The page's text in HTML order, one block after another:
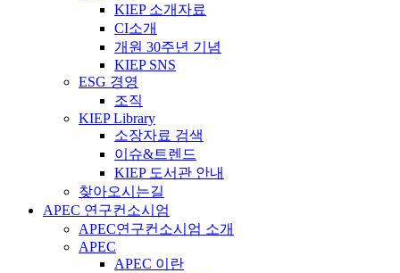
KIEP 소개자료
CI소개
개원 30주년 기념
KIEP SNS
ESG 경영
조직
KIEP Library
소장자료 검색
이슈&트렌드
KIEP 도서관 안내
찾아오시는길
APEC 연구컨소시엄
APEC연구컨소시엄 소개
APEC
APEC 이란